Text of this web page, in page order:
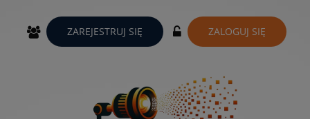
ZAREJESTRUJ SIĘ ZALOGUJ SIĘ